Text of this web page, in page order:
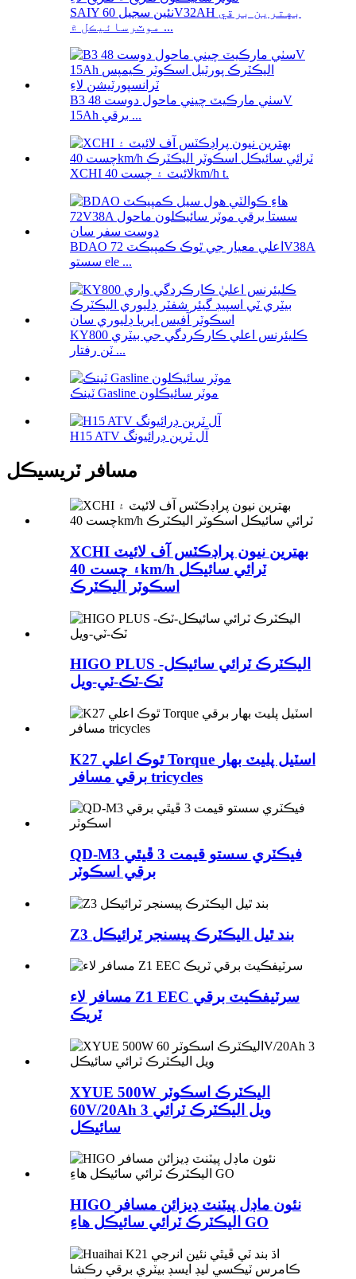
SAIY نئين سجيل 60V32AH بهترين برقي
موٽرسائيڪل ۾ ...
B3 سٺي مارڪيٽ چيني ماحول دوست 48V
15Ah برقي ...
XCHI لائيٽ ۽ چست 40km/h t.
BDAO اعلي معيار جي ٿوڪ ڪمپيڪٽ 72V38A
سستو ele ...
KY800 ڪليئرنس اعلي ڪارڪردگي جي بيٽري
ٽن رفتار ...
ٽينڪ Gasline موٽر سائيڪلون
H15 ATV آل ٽرين ڊرائيونگ
مسافر ٽريسيڪل
XCHI بهترين نيون پراڊڪٽس آف لائيٽ
۽ چست 40km/h ٽرائي سائيڪل
اسڪوٽر اليڪٽرڪ
HIGO PLUS اليڪٽرڪ ٽرائي سائيڪل-
ٽڪ-ٽڪ-ٽي-ويل
K27 ٿوڪ اعلي Torque اسٽيل پليٽ بهار
برقي مسافر tricycles
QD-M3 فيڪٽري سستو قيمت 3 ڦيٿي
برقي اسڪوٽر
Z3 بند ٿيل اليڪٽرڪ پيسنجر ٽرائيڪل
مسافر لاء Z1 EEC سرٽيفڪيٽ برقي
ٽريڪ
XYUE 500W اليڪٽرڪ اسڪوٽر
60V/20Ah 3 ويل اليڪٽرڪ ٽرائي
سائيڪل
HIGO نئون ماڊل پيٽنٽ ڊيزائن مسافر
اليڪٽرڪ ٽرائي سائيڪل هاءِ GO